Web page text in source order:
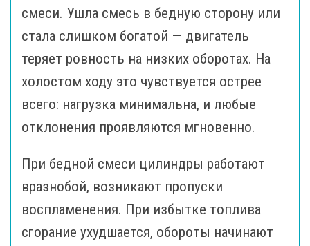
смеси. Ушла смесь в бедную сторону или
стала слишком богатой — двигатель
теряет ровность на низких оборотах. На
холостом ходу это чувствуется острее
всего: нагрузка минимальна, и любые
отклонения проявляются мгновенно.
При бедной смеси цилиндры работают
вразнобой, возникают пропуски
воспламенения. При избытке топлива
сгорание ухудшается, обороты начинают